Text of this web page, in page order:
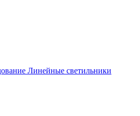
Линейные светильники